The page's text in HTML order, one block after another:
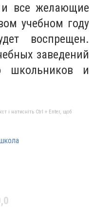
и все желающие
учебном году
воспрещен.
заведений
школьников и
і натисніть Ctrl + Enter, щоб